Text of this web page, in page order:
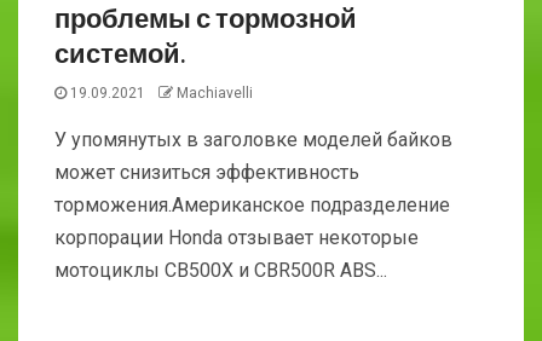
проблемы с тормозной
системой.
19.09.2021 Machiavelli
У упомянутых в заголовке моделей байков
может снизиться эффективность
торможения.Американское подразделение
корпорации Honda отзывает некоторые
мотоциклы CB500X и CBR500R ABS...